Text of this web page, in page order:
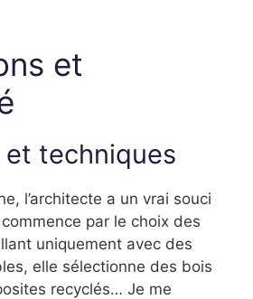
et
techniques
l’architecte a un vrai souci
par le choix des
uniquement avec des
elle sélectionne des bois
recyclés… Je me